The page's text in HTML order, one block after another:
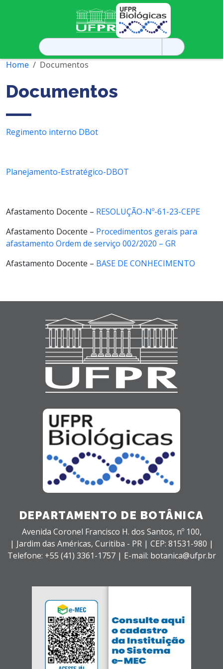
Pesquisar
por:
Home
Documentos
Documentos
Regimento interno DBot
Planejamento-Estratégico-DBOT
Afastamento Docente – RESOLUÇÃO-Nº-61-23-CEPE
Afastamento Docente – Procedimentos gerais para
afastamento Ordem de serviço 002/2020 – GR
Afastamento Docente – BASE DE CONHECIMENTO
DEPARTAMENTO DE BOTÂNICA
Avenida Coronel Francisco H. dos Santos, nº 100,
| Jardim das Américas, Curitiba - PR | CEP: 81531-980 |
Telefone: +55 (41) 3361-1757 | E-mail: botanica@ufpr.br